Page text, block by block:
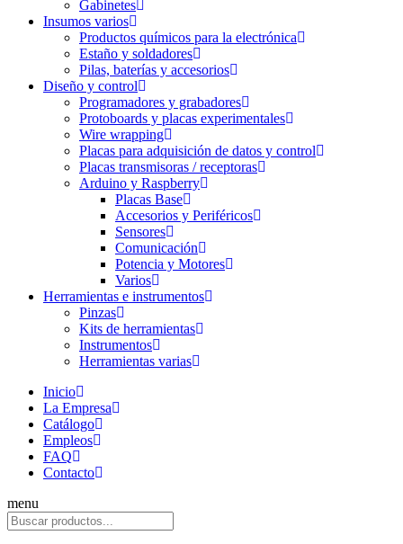
Gabinetes
Insumos varios
Productos químicos para la electrónica
Estaño y soldadores
Pilas, baterías y accesorios
Diseño y control
Programadores y grabadores
Protoboards y placas experimentales
Wire wrapping
Placas para adquisición de datos y control
Placas transmisoras / receptoras
Arduino y Raspberry
Placas Base
Accesorios y Periféricos
Sensores
Comunicación
Potencia y Motores
Varios
Herramientas e instrumentos
Pinzas
Kits de herramientas
Instrumentos
Herramientas varias
Inicio
La Empresa
Catálogo
Empleos
FAQ
Contacto
menu